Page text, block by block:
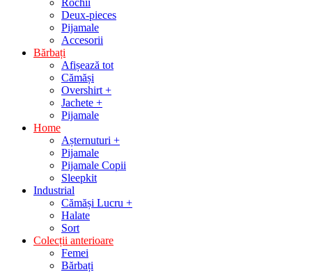
Rochii
Deux-pieces
Pijamale
Accesorii
Bărbați
Afișează tot
Cămăși
Overshirt +
Jachete +
Pijamale
Home
Așternuturi +
Pijamale
Pijamale Copii
Sleepkit
Industrial
Cămăși Lucru +
Halate
Sort
Colecții anterioare
Femei
Bărbați